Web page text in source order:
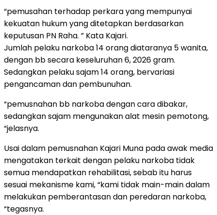
“pemusahan terhadap perkara yang mempunyai
kekuatan hukum yang ditetapkan berdasarkan
keputusan PN Raha. ” Kata Kajari.
Jumlah pelaku narkoba 14 orang diataranya 5 wanita,
dengan bb secara keseluruhan 6, 2026 gram.
Sedangkan pelaku sajam 14 orang, bervariasi
pengancaman dan pembunuhan.
“pemusnahan bb narkoba dengan cara dibakar,
sedangkan sajam mengunakan alat mesin pemotong,
“jelasnya.
Usai dalam pemusnahan Kajari Muna pada awak media
mengatakan terkait dengan pelaku narkoba tidak
semua mendapatkan rehabilitasi, sebab itu harus
sesuai mekanisme kami, “kami tidak main-main dalam
melakukan pemberantasan dan peredaran narkoba,
“tegasnya.